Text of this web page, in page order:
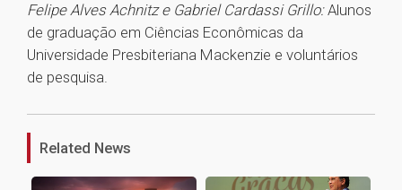
Felipe Alves Achnitz e Gabriel Cardassi Grillo:Alunos
de graduação em Ciências Econômicas da
Universidade Presbiteriana Mackenzie e voluntários
de pesquisa.
Related News